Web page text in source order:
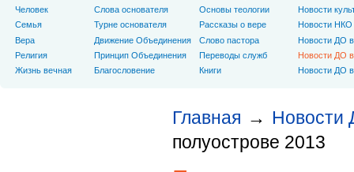
Главная → Новости
полуострове 2013
Человек
Cемья
Вера
Религия
Жизнь вечная
Слова основателя
Турне основателя
Движение Объединения
Принцип Объединения
Благословение
Основы теологии
Рассказы о вере
Слово пастора
Переводы служб
Книги
Новости
Новости НКО
Новости ДО
Новости ДО
Новости ДО